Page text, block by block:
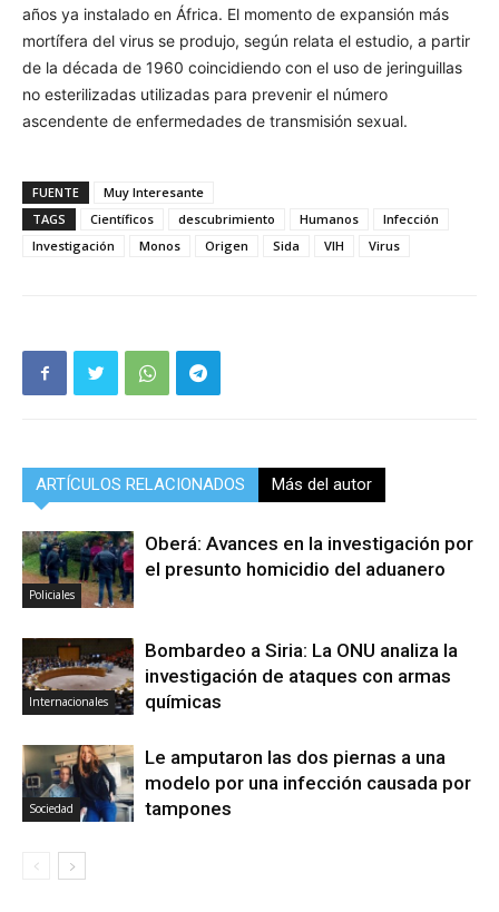
años ya instalado en África. El momento de expansión más
mortífera del virus se produjo, según relata el estudio, a partir
de la década de 1960 coincidiendo con el uso de jeringuillas
no esterilizadas utilizadas para prevenir el número
ascendente de enfermedades de transmisión sexual.
FUENTE
Muy Interesante
TAGS
Científicos descubrimiento Humanos
Infección
Investigación
Monos Origen Sida VIH Virus
ARTÍCULOS RELACIONADOS Más del autor
Policiales
Oberá: Avances en la investigación por
el presunto homicidio del aduanero
Internacionales
Bombardeo a Siria: La ONU analiza la
investigación de ataques con armas
químicas
Sociedad
Le amputaron las dos piernas a una
modelo por una infección causada por
tampones